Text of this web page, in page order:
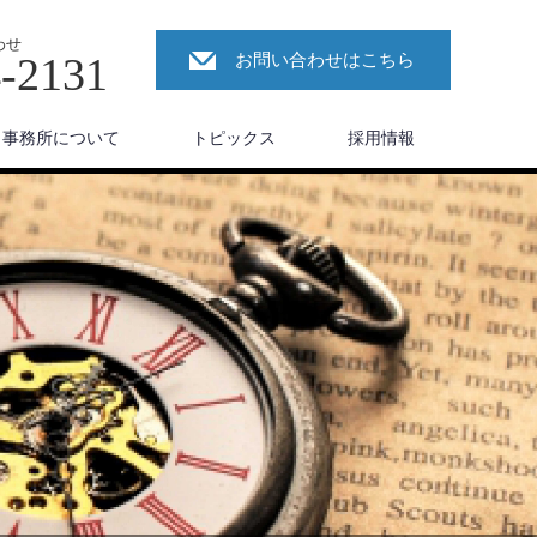
せ
2131 お問い合わせはこちら
事務所について トピックス 採用情報